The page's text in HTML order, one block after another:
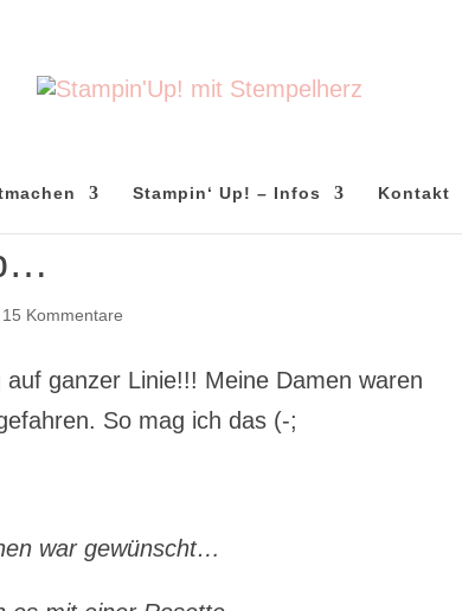
Stampin‘ Up! – Infos Kontakt
15 Kommentare
ganzer Linie!!! Meine Damen waren
So mag ich das (-;
war gewünscht…